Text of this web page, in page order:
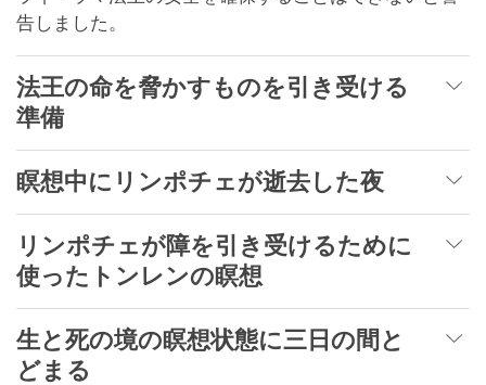
告しました。
法王の命を脅かすものを引き受ける
準備
瞑想中にリンポチェが逝去した夜
リンポチェが障を引き受けるために
使ったトンレンの瞑想
生と死の境の瞑想状態に三日の間と
どまる